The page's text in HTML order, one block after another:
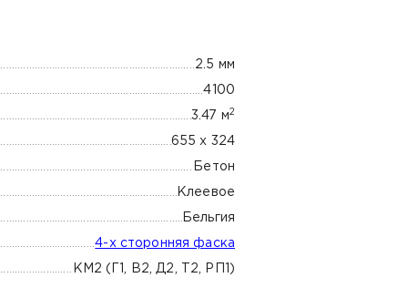
2.5 мм
4100
3.47 м2
655 х 324
Бетон
Клеевое
Бельгия
4-х сторонняя фаска
КМ2 (Г1, В2, Д2, Т2, РП1)